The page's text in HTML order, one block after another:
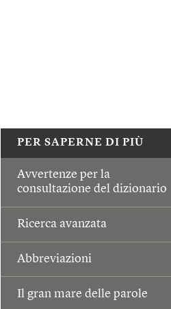
PER SAPERNE DI PIÙ
Avvertenze per la
consultazione del dizionario
Ricerca avanzata
Abbreviazioni
Il gran mare delle parole